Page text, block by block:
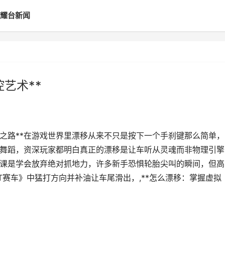
耀台新闻
艺术**
**在游戏世界里漂移从来不只是按下一个手刹键那么简单，
蹈，资深玩家都明白真正的漂移是让车听从灵魂而非物理引擎
学会放弃绝对抓地力，许多新手恐惧轮胎尖叫的瞬间，但高
车》中猛打方向并补油让车尾滑出，,**怎么漂移：掌握虚拟